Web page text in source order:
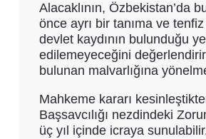
Alacaklının, Özbekistan’da
önce ayrı bir tanıma ve
devlet kaydının bulunduğu
edilemeyeceğini
bulunan malvarlığına
Mahkeme kararı
Başsavcılığı nezdindeki
üç yıl içinde icraya